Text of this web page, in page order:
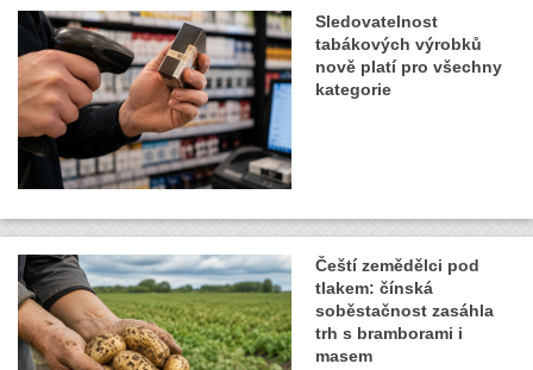
Sledovatelnost
tabákových výrobků
nově platí pro všechny
kategorie
Čeští zemědělci pod
tlakem: čínská
soběstačnost zasáhla
trh s bramborami i
masem